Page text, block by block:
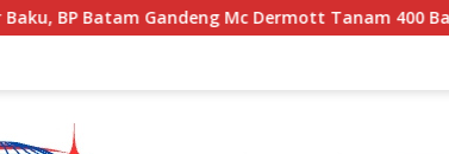
Mc Dermott Tanam 400 Bambu Betung di